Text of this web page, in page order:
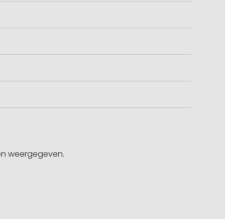
weergegeven.